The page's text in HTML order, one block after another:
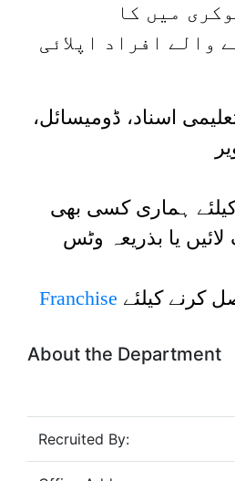
میں کا
والے افراد اپلائی
اسناد، ڈومیسائل،
ہماری کسی بھی
یا بذریعہ وٹس
کرنے کیلئے Franchise
About the Department
Recruited By: